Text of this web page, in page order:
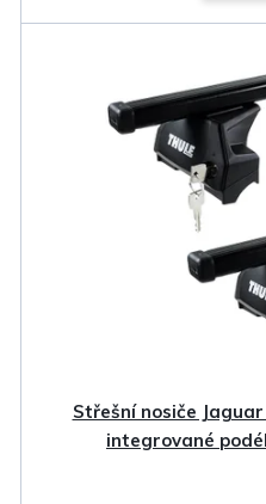
Střešní nosiče
integrované